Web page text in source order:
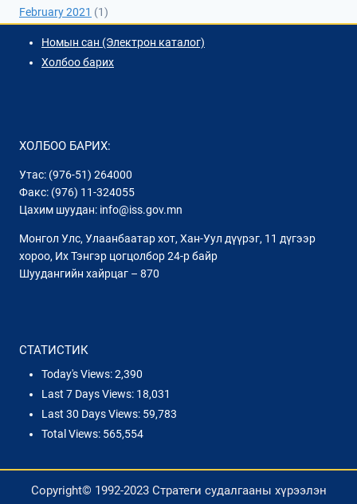
February 2021 (1)
Номын сан (Электрон каталог)
Холбоо барих
ХОЛБОО БАРИХ:
Утас: (976-51) 264000
Факс: (976) 11-324055
Цахим шуудан: info@iss.gov.mn
Монгол Улс, Улаанбаатар хот, Хан-Уул дүүрэг, 11 дүгээр
хороо, Их Тэнгэр цогцолбор 24-р байр
Шуудангийн хайрцаг – 870
СТАТИСТИК
Today's Views:2,390
Last 7 Days Views: 18,031
Last 30 Days Views: 59,783
Total Views: 565,554
Copyright© 1992-2023 Стратеги судалгааны хүрээлэн